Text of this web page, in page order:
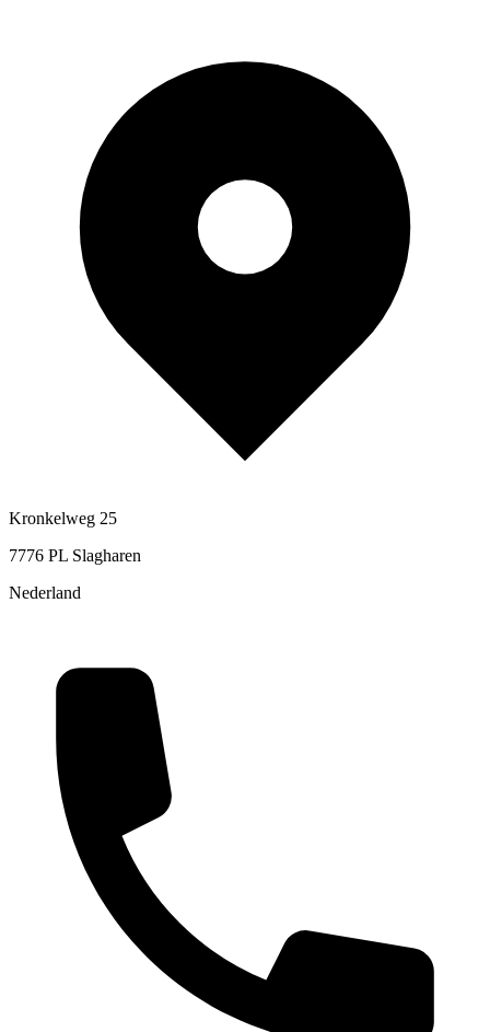
Kronkelweg 25
7776 PL Slagharen
Nederland